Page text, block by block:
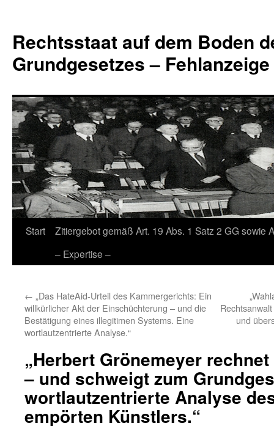
springen
Rechtsstaat auf dem Boden
Grundgesetzes –
Start
Zitiergebot gemäß Art. 19 Abs. 1 Satz 2 GG sowie
– Expertise –
← „Das HateAid-Urteil des Kammergerichts: Ein
willkürlicher Akt der Einschüchterung – und die
Bestätigung eines illegitimen Systems. Eine
wortlautzentrierte Analyse.“
und
„Herbert Grönemeyer
– und schweigt zum
wortlautzentrierte Analyse
empörten Künstlers.“